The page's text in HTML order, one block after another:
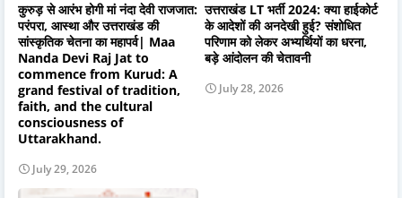
कुरुड़ से आरंभ होगी मां नंदा देवी राजजात:
परंपरा, आस्था और उत्तराखंड की
सांस्कृतिक चेतना का महापर्व| Maa
Nanda Devi Raj Jat to
commence from Kurud: A
grand festival of tradition,
faith, and the cultural
consciousness of
Uttarakhand.
July 29, 2026
उत्तराखंड LT भर्ती 2024: क्या हाईकोर्ट
के आदेशों की अनदेखी हुई? संशोधित
परिणाम को लेकर अभ्यर्थियों का धरना,
बड़े आंदोलन की चेतावनी
July 28, 2026